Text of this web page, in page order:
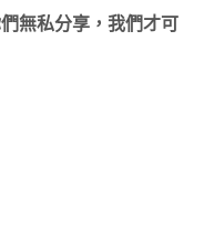
無私分享，我們才可